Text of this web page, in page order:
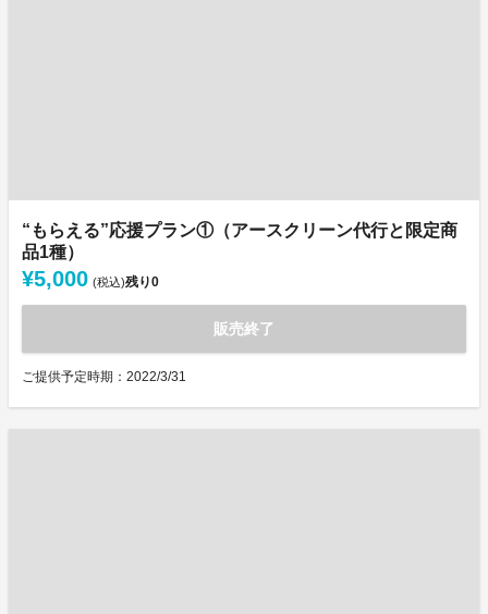
“もらえる”応援プラン①（アースクリーン代行と限定商
品1種）
¥5,000 (税込)残り0
販売終了
ご提供予定時期：2022/3/31